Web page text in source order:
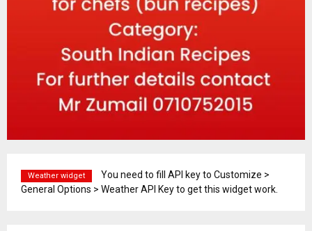
Weather widget
You need to fill API key to Customize >
General Options > Weather API Key to get this widget work.